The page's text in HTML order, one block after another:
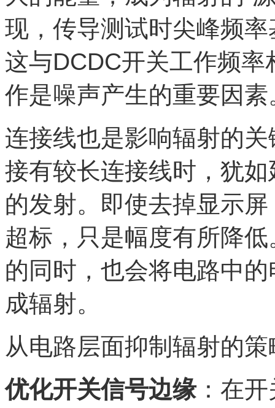
现，传导测试时尖峰频
这与DCDC开关工作频
作是噪声产生的重要因素
连接线也是影响辐射的
接有较长连接线时，犹
的发射。即使去掉显示
超标，只是幅度有所降
的同时，也会将电路中
成辐射。
从电路层面抑制辐射的策
优化开关信号边缘：在开